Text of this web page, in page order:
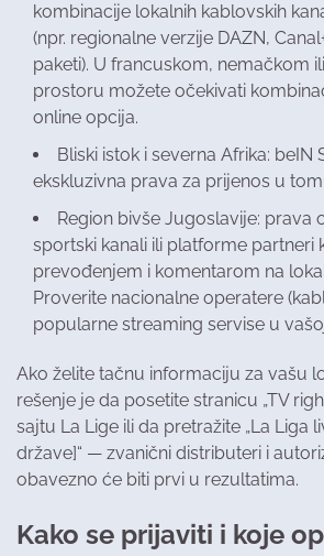
kombinacije lokalnih kablovskih
(npr. regionalne verzije DAZN,
paketi). U francuskom, nemačkom
prostoru možete očekivati
online opcija.
Bliski istok i severna Afrika: beIN
ekskluzivna prava za prijenos u
Region bivše Jugoslavije: prava
sportski kanali ili platforme partneri
prevođenjem i komentarom na
Proverite nacionalne operatere
popularne streaming servise u
Ako želite tačnu informaciju za vašu
rešenje je da posetite stranicu „TV
sajtu La Lige ili da pretražite „La Liga
države]“ — zvanični distributeri i
obavezno će biti prvi u rezultatima.
Kako se prijaviti i koje